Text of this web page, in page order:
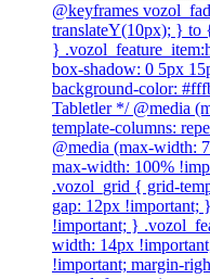
@keyframes
translateY(10px); } to
}
box-shadow: 0 5px
background-color:
Tabletler */ @media
template-columns:
@media (max-width:
max-width: 100%
.vozol_grid { grid-
gap: 12px !important;
!important; }
width: 14px
!important; margin-